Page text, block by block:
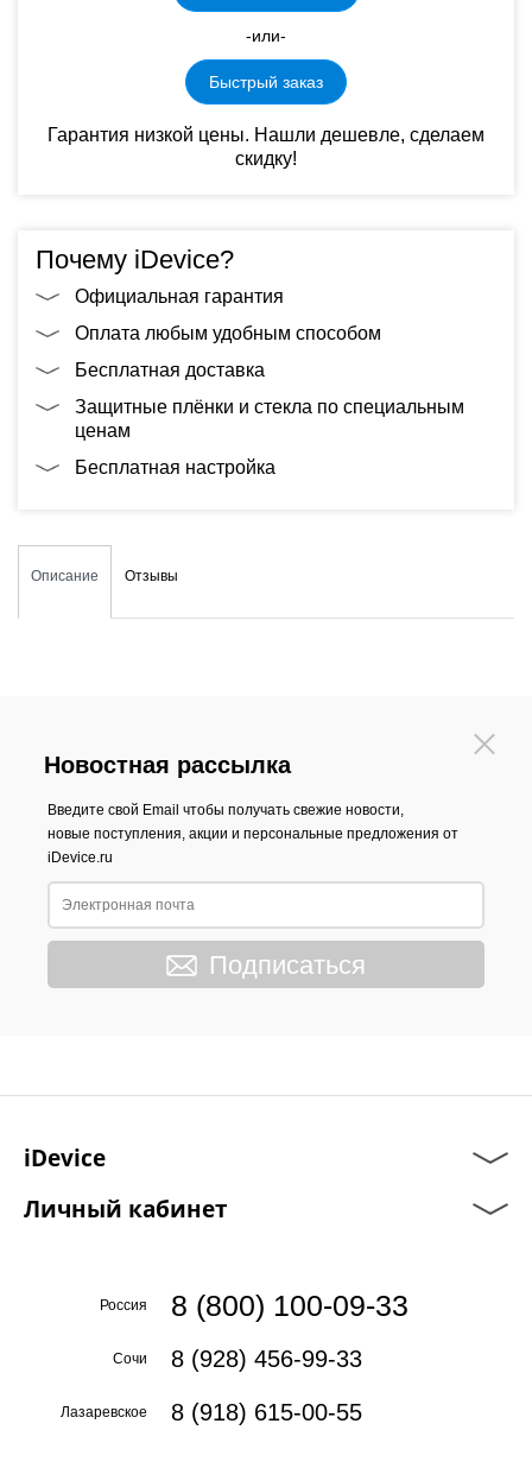
-или-
Быстрый заказ
Гарантия низкой цены. Нашли дешевле, сделаем
скидку!
Почему iDevice?
Официальная гарантия
Оплата любым удобным способом
Бесплатная доставка
Защитные плёнки и стекла по специальным
ценам
Бесплатная настройка
Описание Отзывы
Новостная рассылка
Введите свой Email чтобы получать свежие новости,
новые поступления, акции и персональные предложения от
iDevice.ru
Подписаться
iDevice
Личный кабинет
Россия 8 (800) 100-09-33
Сочи 8 (928) 456-99-33
Лазаревское 8 (918) 615-00-55